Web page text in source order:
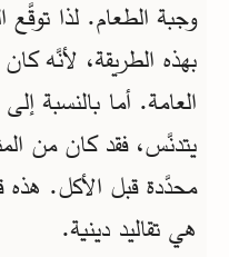
وجبة الطعام. لذا
بهذه الطريقة، لأنَّه
العامة. أما بالنسبة
يتدنَّس، فقد كان من
محدَّدة قبل الأكل. هذه
هي تقاليد دينية.